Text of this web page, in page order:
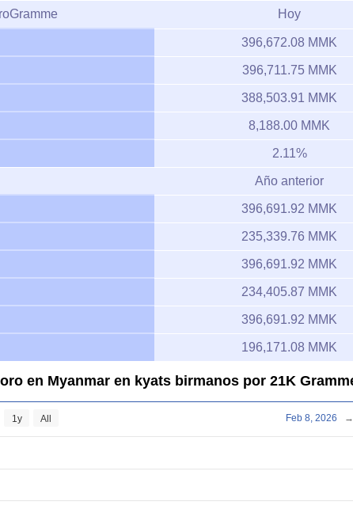
Hoy
396,672.08 MMK
396,711.75 MMK
388,503.91 MMK
8,188.00 MMK
2.11%
Año anterior
396,691.92 MMK
235,339.76 MMK
396,691.92 MMK
234,405.87 MMK
396,691.92 MMK
196,171.08 MMK
en Myanmar en kyats birmanos por 21K
1y All Feb 8, 2026 →